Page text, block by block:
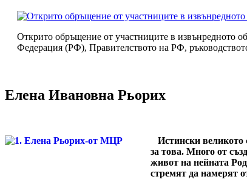
Открито обръщение от участниците в извънредното
Федерация (РФ), Правителството на РФ,
Елена Ивановна Рьорих
Истински великото
за това. Много от
живот на нейната
стремят да намерят